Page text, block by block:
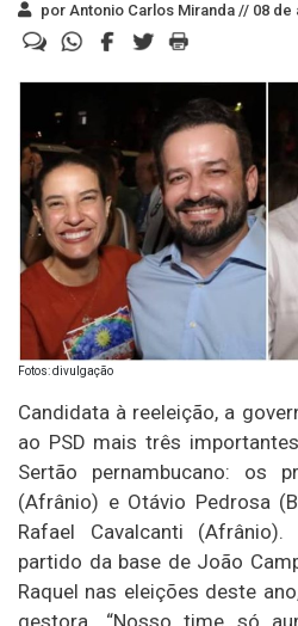
por Antonio Carlos Miranda // 08 de
Fotos: divulgação
Candidata à reeleição, a
ao PSD mais três
Sertão pernambucano: os
(Afrânio) e Otávio Pedrosa
Rafael Cavalcanti
partido da base de João
Raquel nas eleições deste
gestora. “Nosso time só